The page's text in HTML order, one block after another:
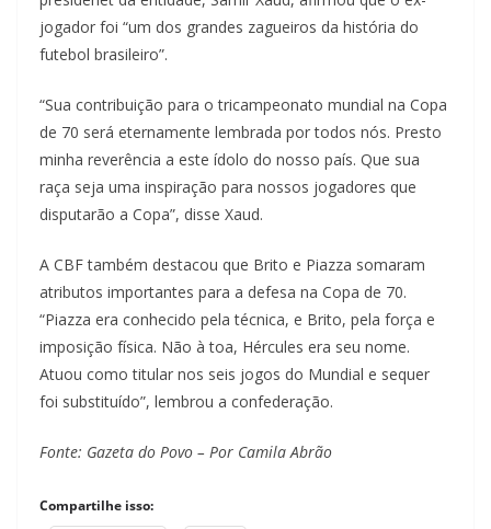
jogador foi “um dos grandes zagueiros da história do
futebol brasileiro”.
“Sua contribuição para o tricampeonato mundial na Copa
de 70 será eternamente lembrada por todos nós. Presto
minha reverência a este ídolo do nosso país. Que sua
raça seja uma inspiração para nossos jogadores que
disputarão a Copa”, disse Xaud.
A CBF também destacou que Brito e Piazza somaram
atributos importantes para a defesa na Copa de 70.
“Piazza era conhecido pela técnica, e Brito, pela força e
imposição física. Não à toa, Hércules era seu nome.
Atuou como titular nos seis jogos do Mundial e sequer
foi substituído”, lembrou a confederação.
Fonte: Gazeta do Povo – Por Camila Abrão
Compartilhe isso: